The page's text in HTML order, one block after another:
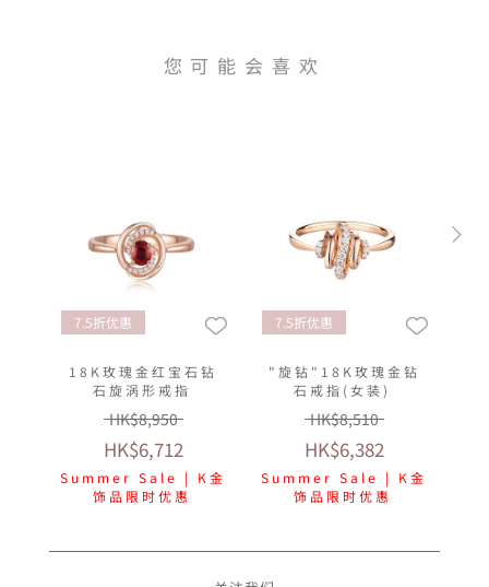
您可能会喜欢
7.5折优惠
18K玫瑰金红宝石钻
石旋涡形戒指
HK$8,950
HK$6,712
Summer Sale | K金
饰品限时优惠
7.5折优惠
"旋钻"18K玫瑰金钻
石戒指(女装)
HK$8,510
HK$6,382
Summer Sale | K金
饰品限时优惠